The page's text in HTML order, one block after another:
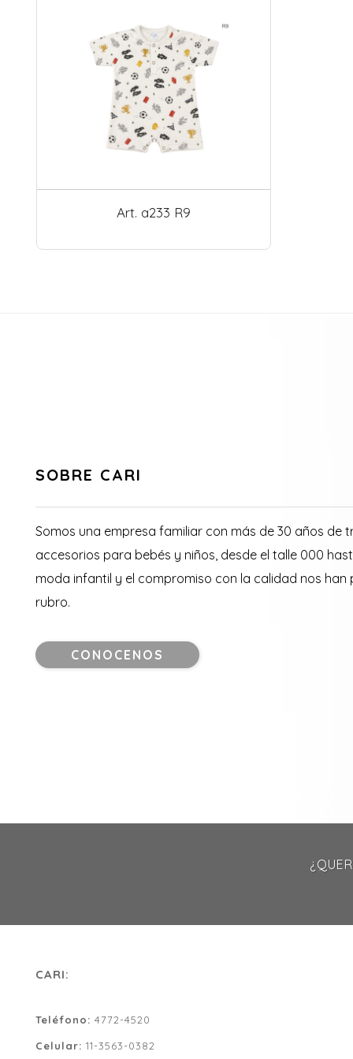
Art. a233 R9
SOBRE CARI
Somos una empresa familiar con más de 30 años
accesorios para bebés y niños, desde el talle 000
moda infantil y el compromiso con la calidad nos
rubro.
CONOCENOS
CARI:
Teléfono: 4772-4520
Celular: 11-3563-0382